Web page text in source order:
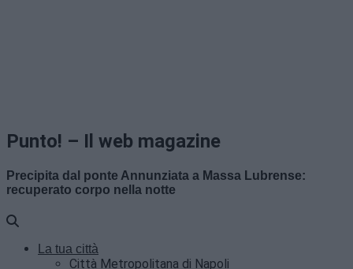
Punto! – Il web magazine
Precipita dal ponte Annunziata a Massa Lubrense:
recuperato corpo nella notte
La tua città
Città Metropolitana di Napoli